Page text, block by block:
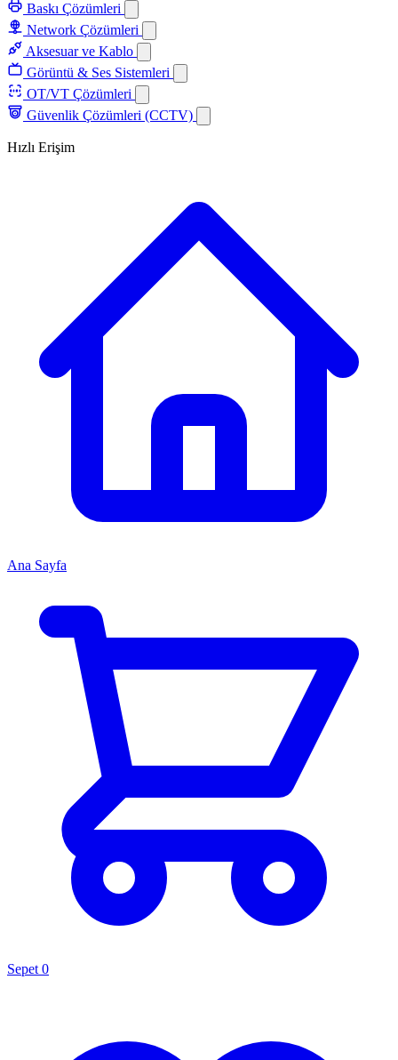
Baskı Çözümleri
Network Çözümleri
Aksesuar ve Kablo
Görüntü & Ses Sistemleri
OT/VT Çözümleri
Güvenlik Çözümleri (CCTV)
Hızlı Erişim
Ana Sayfa
Sepet 0